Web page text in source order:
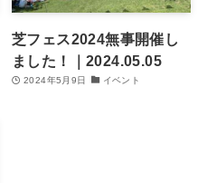
芝フェス2024無事開催し
ました！｜2024.05.05
2024年5月9日 イベント